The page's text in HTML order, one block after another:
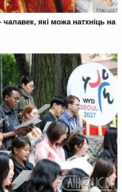
які можа натхніць на